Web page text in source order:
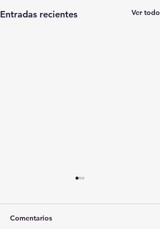
Entradas recientes Ver todo
Comentarios